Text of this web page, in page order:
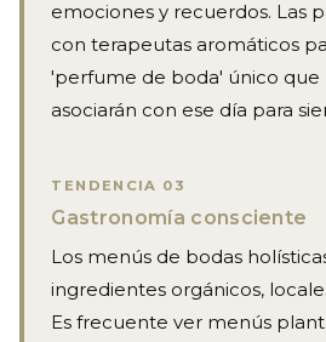
emociones y recuerdos. Las
con terapeutas aromáticos
'perfume de boda' único que
asociarán con ese día para
TENDENCIA 03
Gastronomía consciente
Los menús de bodas
ingredientes orgánicos,
Es frecuente ver menús